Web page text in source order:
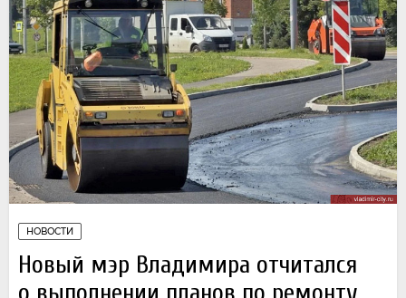
НОВОСТИ
Новый мэр Владимира отчитался
о выполнении планов по ремонту